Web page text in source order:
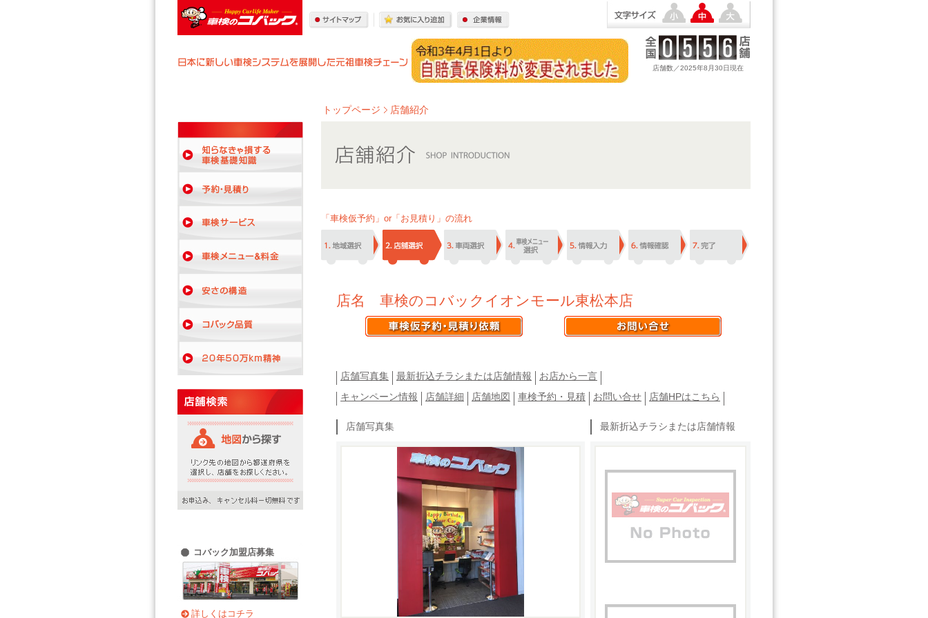
店舗数／2025年8月30日現在
トップページ 店舗紹介
「車検仮予約」or「お見積り」の流れ
店名 車検のコバックイオンモール東松本店
店舗写真集 最新折込チラシまたは店舗情報
お店から一言
キャンペーン情報
店舗詳細 店舗地図 車検予約・見積 お問い合せ 店舗HPはこちら
店舗写真集 最新折込チラシまたは店舗情報
コバック加盟店募集
詳しくはコチラ